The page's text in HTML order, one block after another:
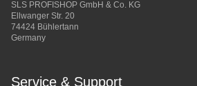
SLS PROFISHOP GmbH & Co. KG
Ellwanger Str. 20
74424 Bühlertann
Germany
Service & Support